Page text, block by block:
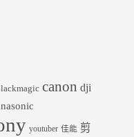
canon dji
youtuber 佳能 剪